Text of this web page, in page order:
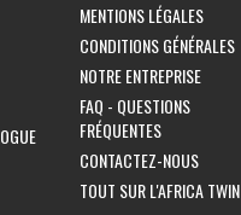
MENTIONS LÉGALES
CONDITIONS GÉNÉRALES
NOTRE ENTREPRISE
FAQ - QUESTIONS
FRÉQUENTES
CONTACTEZ-NOUS
TOUT SUR L'AFRICA TWIN